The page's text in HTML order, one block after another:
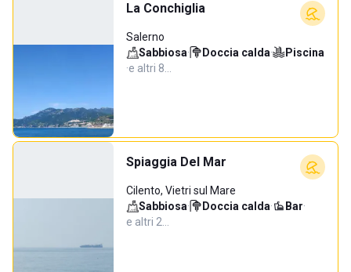
La Conchiglia
Salerno
Sabbiosa· Doccia calda·
Piscina
·e altri 8…
Spiaggia Del Mar
Cilento, Vietri sul Mare
Sabbiosa· Doccia calda· Bar·
e altri 2…